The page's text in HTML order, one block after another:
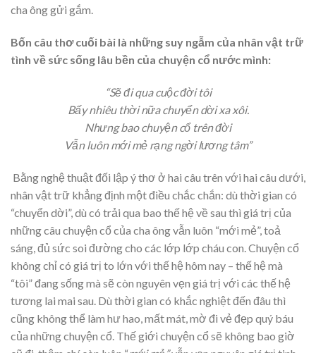
cha ông gửi gắm.
Bốn câu thơ cuối bài là những suy ngẫm của nhân vật trữ
tình về sức sống lâu bền của chuyện cổ nước mình:
“Sẽ đi qua cuộc đời tôi
Bấy nhiêu thời nữa chuyển dời xa xôi.
Nhưng bao chuyện cổ trên đời
Vẫn luôn mới mẻ rạng ngời lương tâm”
Bằng nghệ thuật đối lập ý thơ ở hai câu trên với hai câu dưới,
nhân vật trữ khẳng định một điều chắc chắn: dù thời gian có
“chuyển dời”, dù có trải qua bao thế hệ về sau thì giá trị của
những câu chuyện cổ của cha ông vẫn luôn “mới mẻ”, toả
sáng, đủ sức soi đường cho các lớp lớp cháu con. Chuyện cổ
không chỉ có giá trị to lớn với thế hệ hôm nay – thế hệ mà
“tôi” đang sống mà sẽ còn nguyên vẹn giá trị với các thế hệ
tương lai mai sau. Dù thời gian có khắc nghiệt đến đâu thì
cũng không thể làm hư hao, mất mát, mờ đi vẻ đẹp quý báu
của những chuyện cổ. Thế giới chuyện cổ sẽ không bao giờ